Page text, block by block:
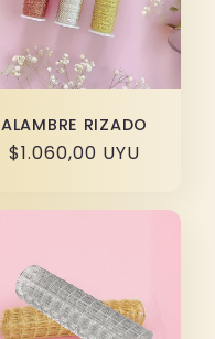
ALAMBRE RIZADO
Precio
$1.060,00 UYU